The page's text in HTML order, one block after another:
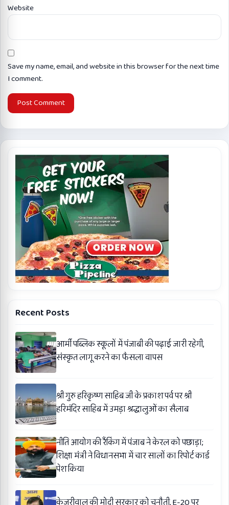
Website
Save my name, email, and website in this browser for the next time
I comment.
Recent Posts
आर्मी पब्लिक स्कूलों में पंजाबी की पढ़ाई जारी रहेगी,
संस्कृत लागू करने का फैसला वापस
श्री गुरु हरिकृष्ण साहिब जी के प्रकाश पर्व पर श्री
हरिमंदिर साहिब में उमड़ा श्रद्धालुओं का सैलाब
नीति आयोग की रैंकिंग में पंजाब ने केरल को पछाड़ा;
शिक्षा मंत्री ने विधानसभा में चार सालों का रिपोर्ट कार्ड
पेश किया